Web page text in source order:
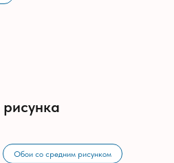
Обои со средним рисунком